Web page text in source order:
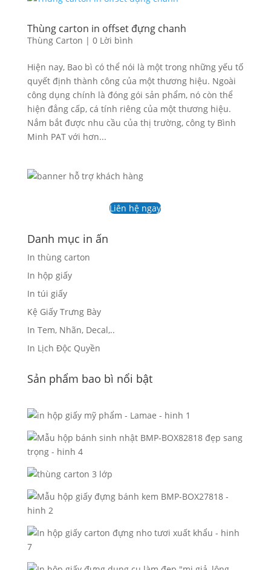
Thùng carton in offset đựng chanh
Thùng Carton | 0 Lời bình
Hiện nay, Bao bì có thể nói là một trong những yếu tố
quyết định thành công của một thương hiệu. Ngoài
công dụng chính là đóng gói sản phẩm, nó còn thể
hiện đẳng cấp, cá tính riêng của một thương hiệu.
Nắm bắt được nhu cầu của thị trường, công ty Bình
Minh PAT với hơn...
Liên hệ ngay
Danh mục in ấn
In thùng carton
In hộp giấy
In túi giấy
Kệ Giấy Trưng Bày
In Tem, Nhãn, Decal,..
In Lịch Độc Quyền
Sản phẩm bao bì nổi bật